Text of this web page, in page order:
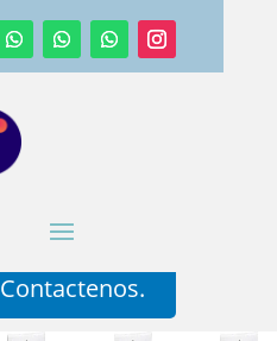
Contactenos.